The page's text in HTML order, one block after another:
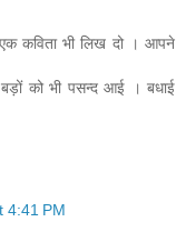
कविता भी लिख दो । आपने
को भी पसन्द आई । बधाई
4:41 PM